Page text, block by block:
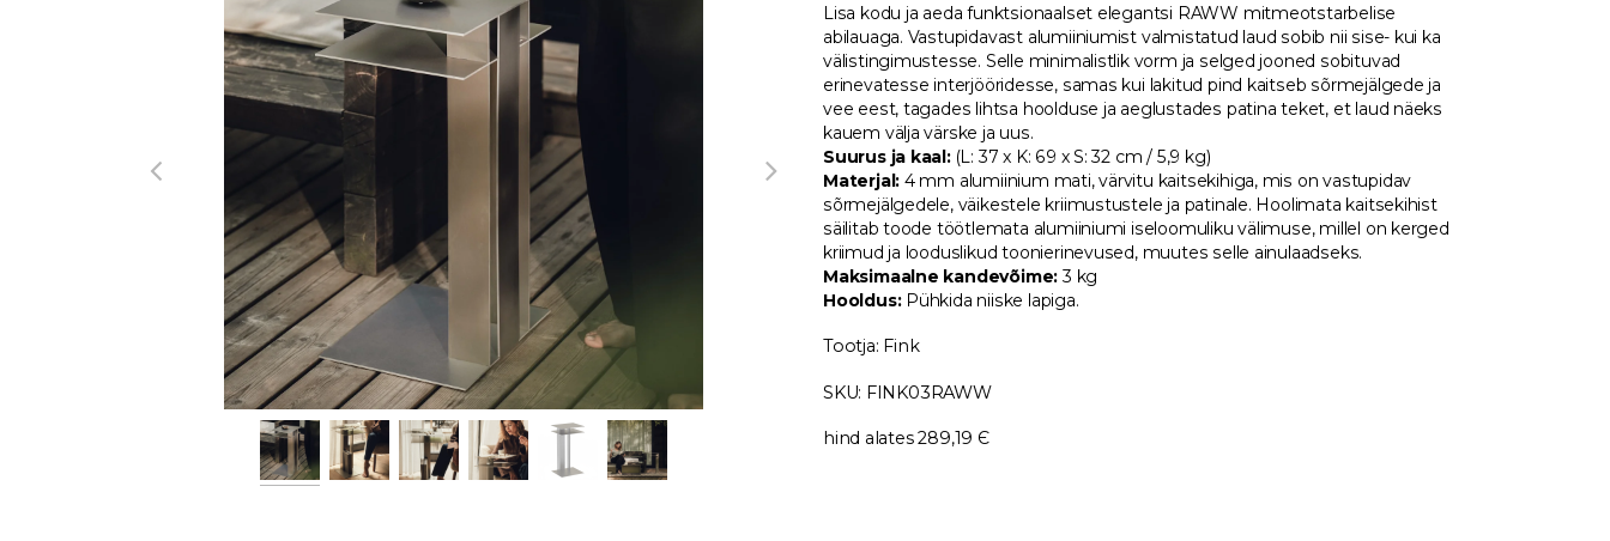
Lisa kodu ja aeda funktsionaalset elegantsi RAWW mitmeotstarbelise
abilauaga. Vastupidavast alumiiniumist valmistatud laud sobib nii sise- kui ka
välistingimustesse. Selle minimalistlik vorm ja selged jooned sobituvad
erinevatesse interjööridesse, samas kui lakitud pind kaitseb sõrmejälgede ja
vee eest, tagades lihtsa hoolduse ja aeglustades patina teket, et laud näeks
kauem välja värske ja uus.
Suurus ja kaal:(L: 37 x K: 69 x S: 32 cm / 5,9 kg)
Materjal: 4 mm alumiinium mati, värvitu kaitsekihiga, mis on vastupidav
sõrmejälgedele, väikestele kriimustustele ja patinale. Hoolimata kaitsekihist
säilitab toode töötlemata alumiiniumi iseloomuliku välimuse, millel on kerged
kriimud ja looduslikud toonierinevused, muutes selle ainulaadseks.
Maksimaalne kandevõime: 3 kg
Hooldus:Pühkida niiske lapiga.
Tootja: Fink
SKU: FINK03RAWW
hind alates 289,19 Є